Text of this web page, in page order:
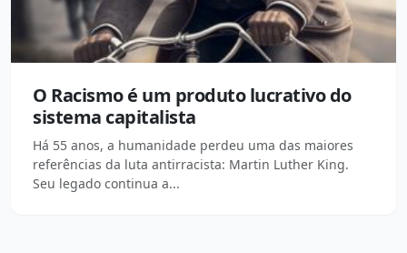
O Racismo é um produto lucrativo do
sistema capitalista
Há 55 anos, a humanidade perdeu uma das maiores
referências da luta antirracista: Martin Luther King.
Seu legado continua a...